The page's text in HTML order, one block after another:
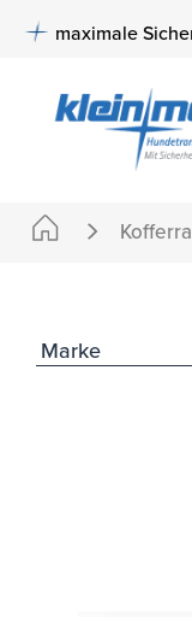
springen Zur
maximale